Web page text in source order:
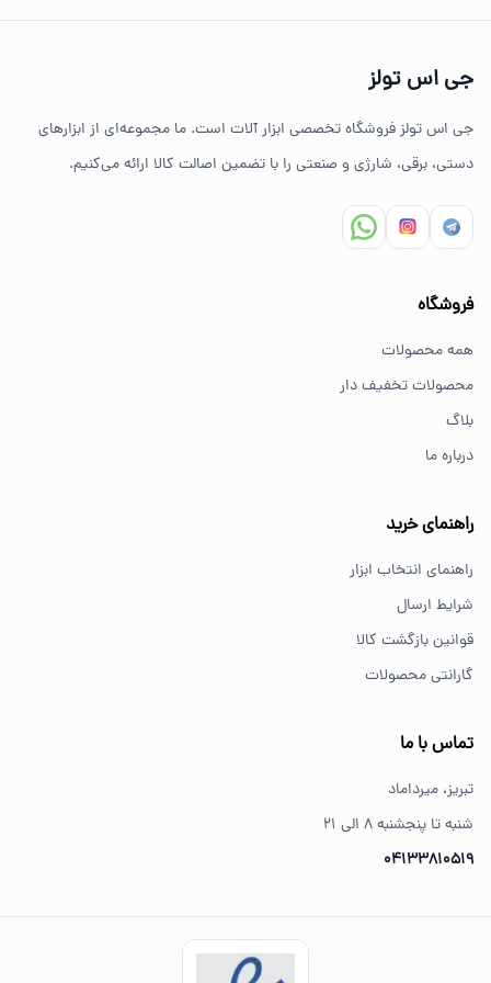
ضمانت اصالت کالا
مشاوره تخصصی خرید ابزار
برای کارهای خانگی معمولاً ابزارهای سبک مانند دریل شارژی،
از کجا ابزار اصل بخریم؟
جی اس تولز
جی اس تولز فروشگاه تخصصی ابزار آلات است. ما مجموعه‌ای از ابزارهای
دستی، برقی، شارژی و صنعتی را با تضمین اصالت کالا ارائه می‌کنیم.
فروشگاه
همه محصولات
محصولات تخفیف دار
بلاگ
درباره ما
راهنمای خرید
راهنمای انتخاب ابزار
شرایط ارسال
قوانین بازگشت کالا
گارانتی محصولات
تماس با ما
تبریز، میرداماد
شنبه تا پنجشنبه ۸ الی ۲۱
04133810519